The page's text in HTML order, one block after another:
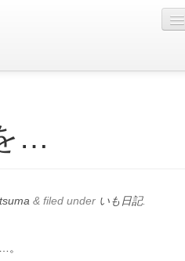
…
& filed under いも日記.
。